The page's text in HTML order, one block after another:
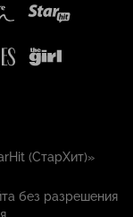
(СтарХит)»
без разрешения